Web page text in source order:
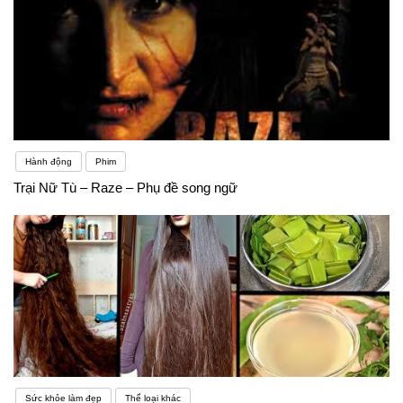
thực tế, bộ phim trên Netflix hoặc các trang chia sẻ
tài nguyên tương tự. Bất kể bạn chọn gì, việc sử
dụng ngoại ngữ một cách thường xuyên hơn sẽ
giúp bạn chứng minh với bản thân rằng mình có khả
năng học một ngôn ngữ mới.Tiếng Anh được nhận
xét là một trong những ngôn ngữ có số lượng từ
có những từ đa nghĩa, tiếng lóng… Mỗi từ vựng lại
có cách sử dụng riêng, không phải hoàn cảnh nào
cũng sử dụng được. Hiểu biết về càng nhiều từ
vựng tiếng Anh giúp người học nâng cao trình độ
nhanh hơnMột số giáo viên chuyên ngành cho rằng,
Hành động Phim
Trại Nữ Tù – Raze – Phụ đề song ngữ
Sức khỏe làm đẹp Thể loại khác